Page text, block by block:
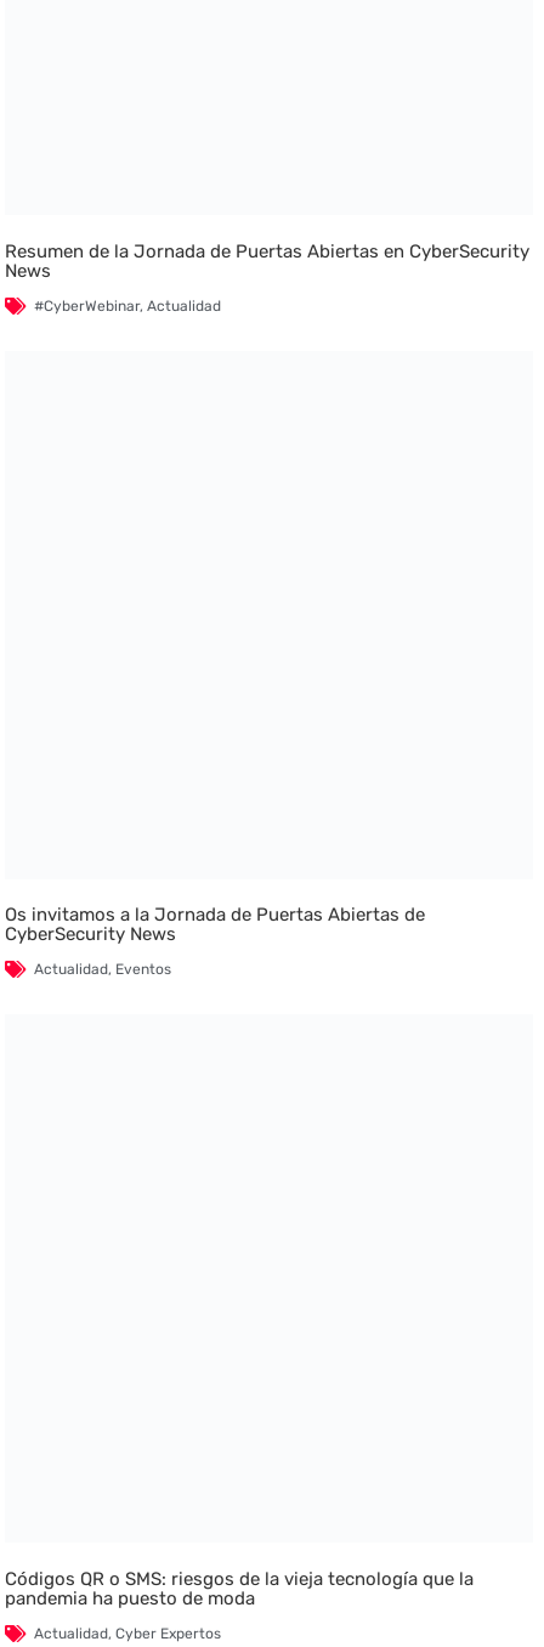
Resumen de la Jornada de Puertas Abiertas en CyberSecurity
News
#CyberWebinar,Actualidad
Os invitamos a la Jornada de Puertas Abiertas de
CyberSecurity News
Actualidad, Eventos
Códigos QR o SMS: riesgos de la vieja tecnología que la
pandemia ha puesto de moda
Actualidad,Cyber Expertos